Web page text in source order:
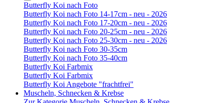
Butterfly Koi nach Foto
Butterfly Koi nach Foto 14-17cm - neu - 2026
Butterfly Koi nach Foto 17-20cm - neu - 2026
Butterfly Koi nach Foto 20-25cm - neu - 2026
Butterfly Koi nach Foto 25-30cm - neu - 2026
Butterfly Koi nach Foto 30-35cm
Butterfly Koi nach Foto 35-40cm
Butterfly Koi Farbmix
Butterfly Koi Farbmix
Butterfly Koi Angebote "frachtfrei"
Muscheln, Schnecken & Krebse